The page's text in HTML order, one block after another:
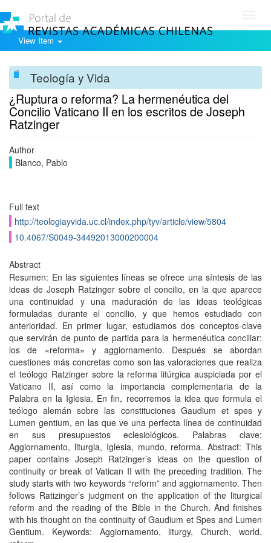
View Item
Teología y Vida
¿Ruptura o reforma? La hermenéutica del
Concilio Vaticano II en los escritos de Joseph
Ratzinger
Author
Blanco, Pablo
Full text
http://teologiayvida.uc.cl/index.php/tyv/article/view/5804
10.4067/S0049-34492013000200004
Abstract
Resumen: En las siguientes líneas se ofrece una síntesis de las
ideas de Joseph Ratzinger sobre el concilio, en la que aparece
una continuidad y una maduración de las ideas teológicas
formuladas durante el concilio, y que hemos estudiado con
anterioridad. En primer lugar, estudiamos dos conceptos-clave
que servirán de punto de partida para la hermenéutica conciliar:
los de «reforma» y aggiornamento. Después se abordan
cuestiones más concretas como son las valoraciones que realiza
el teólogo Ratzinger sobre la reforma litúrgica auspiciada por el
Vaticano II, así como la importancia complementaria de la
Palabra en la Iglesia. En fin, recorremos la idea que formula el
teólogo alemán sobre las constituciones Gaudium et spes y
Lumen gentium, en las que ve una perfecta línea de continuidad
en sus presupuestos eclesiológicos. Palabras clave:
Aggiornamento, liturgia, Iglesia, mundo, reforma. Abstract: This
paper contains Joseph Ratzinger’s ideas on the question of
continuity or break of Vatican II with the preceding tradition. The
study starts with two keywords “reform” and aggiornamento. Then
follows Ratizinger’s judgment on the application of the liturgical
reform and the reading of the Bible in the Church. And finishes
with his thought on the continuity of Gaudium et Spes and Lumen
Gentium. Keywords: Aggiornamento, liturgy, Church, world,